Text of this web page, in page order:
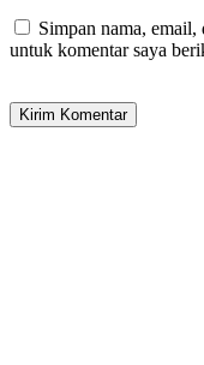
Simpan nama, email,
untuk komentar saya